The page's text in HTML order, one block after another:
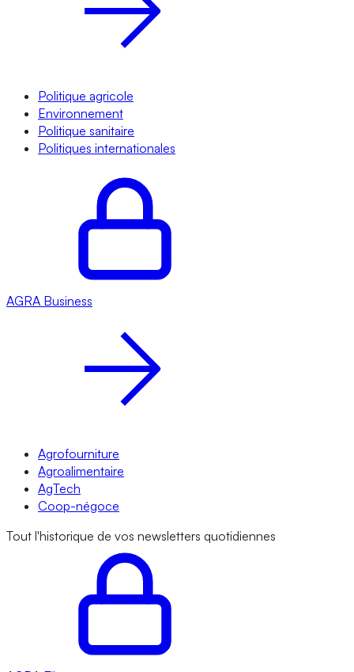
Politique agricole
Environnement
Politique sanitaire
Politiques internationales
AGRA Business
Agrofourniture
Agroalimentaire
AgTech
Coop-négoce
Tout l'historique de vos newsletters quotidiennes